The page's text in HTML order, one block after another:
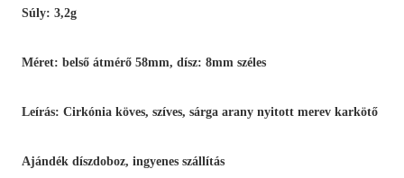
Súly: 3,2g
Méret: belső átmérő 58mm, dísz: 8mm széles
Leírás: Cirkónia köves, szíves, sárga arany nyitott merev karkötő
Ajándék díszdoboz, ingyenes szállítás